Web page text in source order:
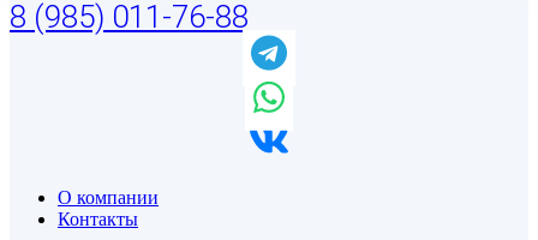
8 (985) 011-76-88
О компании
Контакты